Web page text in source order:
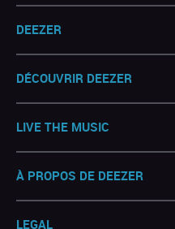
DEEZER
DÉCOUVRIR DEEZER
LIVE THE MUSIC
À PROPOS DE DEEZER
LEGAL